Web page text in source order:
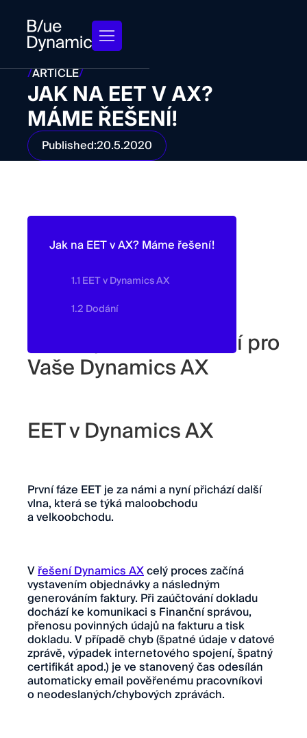
/ARTICLE/
JAK NA EET V AX?
MÁME ŘEŠENÍ!
Published:20.5.2020
Podívejte se na řešení pro
Vaše Dynamics AX
EET v Dynamics AX
První fáze EET je za námi a nyní přichází další
vlna, která se týká maloobchodu
a velkoobchodu.
Vřešení Dynamics AXcelý proces začíná
vystavením objednávky a následným
generováním faktury. Při zaúčtování dokladu
dochází ke komunikaci s Finanční správou,
přenosu povinných údajů na fakturu a tisk
dokladu. V případě chyb (špatné údaje v datové
zprávě, výpadek internetového spojení, špatný
certifikát apod.) je ve stanovený čas odesílán
automaticky email pověřenému pracovníkovi
o neodeslaných/chybových zprávách.
Jak na EET v AX? Máme řešení!
1.1 EET v Dynamics AX
1.2 Dodání